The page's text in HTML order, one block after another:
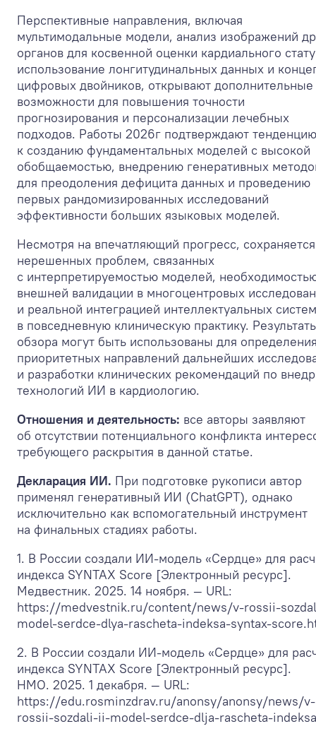
Перспективные направления, включая
мультимодальные модели, анализ изображений
органов для косвенной оценки кардиального
использование лонгитудинальных данных и
цифровых двойников, открывают дополнительные
возможности для повышения точности
прогнозирования и персонализации лечебных
подходов. Работы 2026г подтверждают тенденцию
к созданию фундаментальных моделей с высокой
обобщаемостью, внедрению генеративных
для преодоления дефицита данных и проведению
первых рандомизированных исследований
эффективности больших языковых моделей.
Несмотря на впечатляющий прогресс,
нерешенных проблем, связанных
с интерпретируемостью моделей,
внешней валидации в многоцентровых
и реальной интеграцией интеллектуальных систем
в повседневную клиническую практику.
обзора могут быть использованы для
приоритетных направлений дальнейших
и разработки клинических рекомендаций по
технологий ИИ в кардиологию.
Отношения и деятельность: все авторы заявляют
об отсутствии потенциального конфликта
требующего раскрытия в данной статье.
Декларация ИИ. При подготовке рукописи автор
применял генеративный ИИ (ChatGPT), однако
исключительно как вспомогательный инструмент
на финальных стадиях работы.
1. В России создали ИИ-модель «Сердце» для
индекса SYNTAX Score [Электронный ресурс].
Медвестник. 2025. 14 ноября. — URL:
https://medvestnik.ru/content/news/v-rossii-
model-serdce-dlya-rascheta-indeksa-syntax-
2. В России создали ИИ-модель «Сердце» для
индекса SYNTAX Score [Электронный ресурс].
НМО. 2025. 1 декабря. — URL:
https://edu.rosminzdrav.ru/anonsy/anonsy/news/v-
rossii-sozdali-ii-model-serdce-dlja-rascheta-